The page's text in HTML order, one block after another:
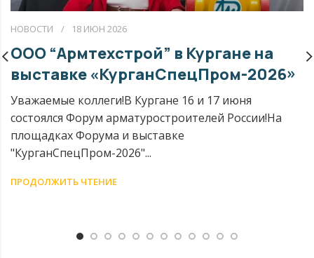
НОВОСТИ 18 ИЮН 2026
ООО “Армтехстрой” в Кургане на
выставке «КурганСпецПром-2026»
Уважаемые коллеги!В Кургане 16 и 17 июня
состоялся Форум арматуростроителей России!На
площадках Форума и выставке
"КурганСпецПром-2026"...
ПРОДОЛЖИТЬ ЧТЕНИЕ